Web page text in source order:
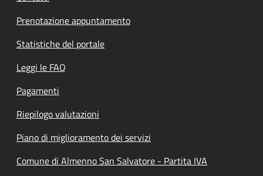
Prenotazione appuntamento
Statistiche del portale
Leggi le FAQ
Pagamenti
Riepilogo valutazioni
Piano di miglioramento dei servizi
Comune di Almenno San Salvatore - Partita IVA